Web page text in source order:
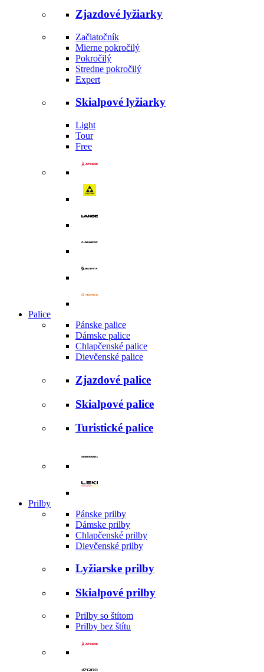
Zjazdové lyžiarky
Začiatočník
Mierne pokročilý
Pokročilý
Stredne pokročilý
Expert
Skialpové lyžiarky
Light
Tour
Free
Palice
Pánske palice
Dámske palice
Chlapčenské palice
Dievčenské palice
Zjazdové palice
Skialpové palice
Turistické palice
Prilby
Pánske prilby
Dámske prilby
Chlapčenské prilby
Dievčenské prilby
Lyžiarske prilby
Skialpové prilby
Prilby so štítom
Prilby bez štítu